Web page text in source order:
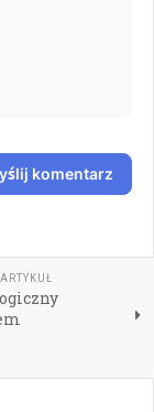
komentarz